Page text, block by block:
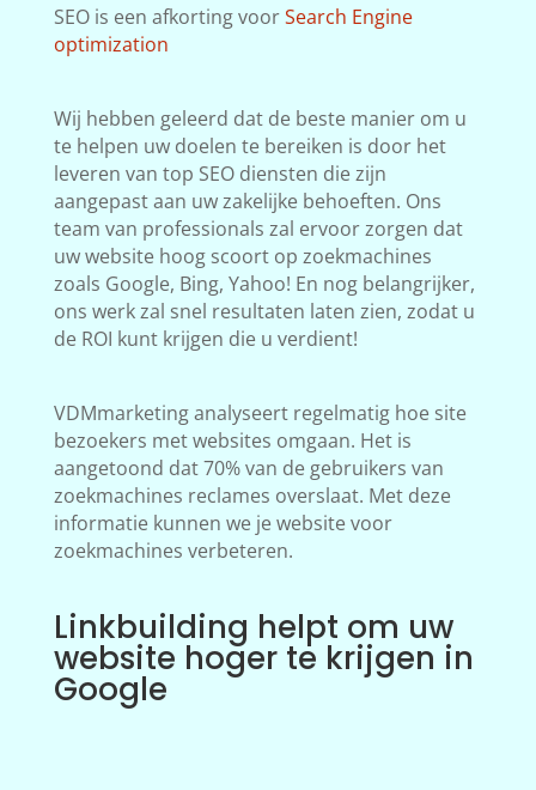
SEO is een afkorting voorSearch Engine
optimization
Wij hebben geleerd dat de beste manier om u
te helpen uw doelen te bereiken is door het
leveren van top SEO diensten die zijn
aangepast aan uw zakelijke behoeften. Ons
team van professionals zal ervoor zorgen dat
uw website hoog scoort op zoekmachines
zoals Google, Bing, Yahoo! En nog belangrijker,
ons werk zal snel resultaten laten zien, zodat u
de ROI kunt krijgen die u verdient!
VDMmarketing analyseert regelmatig hoe site
bezoekers met websites omgaan. Het is
aangetoond dat 70% van de gebruikers van
zoekmachines reclames overslaat. Met deze
informatie kunnen we je website voor
zoekmachines verbeteren.
Linkbuilding helpt om uw
website hoger te krijgen in
Google